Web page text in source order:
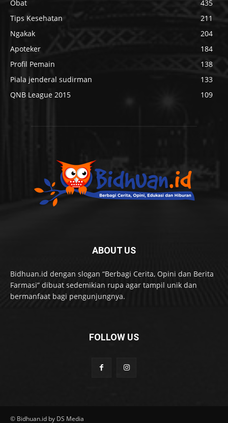
Obat
435
Tips Kesehatan
211
Ngakak
204
Apoteker
184
Profil Pemain
138
Piala jenderal sudirman
133
QNB League 2015
109
ABOUT US
Bidhuan.id dengan slogan “Berbagi Cerita, Opini dan Berita
Farmasi” dibuat sedemikian rupa agar tampil unik dan
bermanfaat bagi pengunjungnya.
FOLLOW US
© Bidhuan.id by DS Media